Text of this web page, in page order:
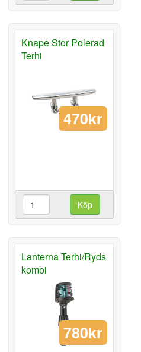
Knape Stor Polerad
Terhi
470kr
Köp
Lanterna Terhi/Ryds
kombi
780kr